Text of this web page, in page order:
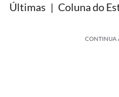
Últimas Coluna do
CONTINUA